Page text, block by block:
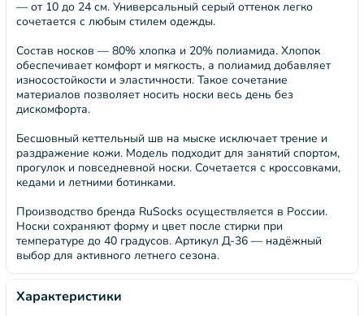
— от 10 до 24 см. Универсальный серый оттенок легко
сочетается с любым стилем одежды.
Состав носков — 80% хлопка и 20% полиамида. Хлопок
обеспечивает комфорт и мягкость, а полиамид добавляет
износостойкости и эластичности. Такое сочетание
материалов позволяет носить носки весь день без
дискомфорта.
Бесшовный кеттельный шв на мыске исключает трение и
раздражение кожи. Модель подходит для занятий спортом,
прогулок и повседневной носки. Сочетается с кроссовками,
кедами и летними ботинками.
Производство бренда RuSocks осуществляется в России.
Носки сохраняют форму и цвет после стирки при
температуре до 40 градусов. Артикул Д-36 — надёжный
выбор для активного летнего сезона.
Характеристики